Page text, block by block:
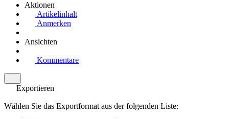
Aktionen
Artikelinhalt
Anmerken
Ansichten
Kommentare
Exportieren
Wählen Sie das Exportformat aus der folgenden Liste: